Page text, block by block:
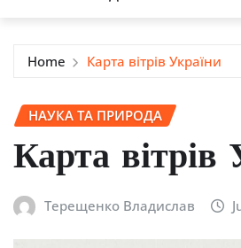
Home Карта вітрів України
НАУКА ТА ПРИРОДА
Карта вітрів
Терещенко Владислав